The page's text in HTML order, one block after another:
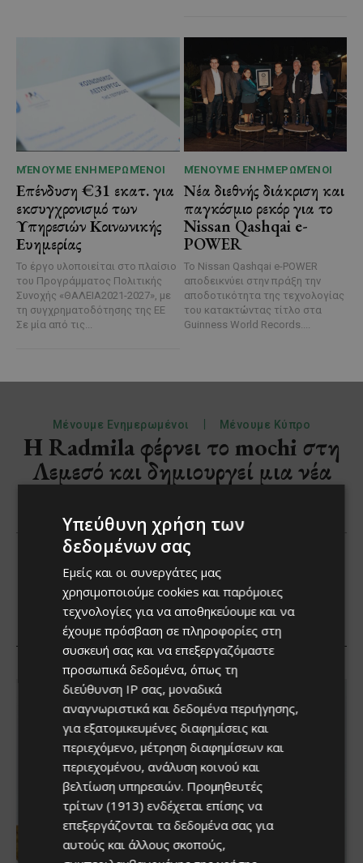
ΜΈΝΟΥΜΕ ΕΝΗΜΕΡΩΜΈΝΟΙ
Επένδυση €31 εκατ. για
εκσυγχρονισμό των
Υπηρεσιών Κοινωνικής
Ευημερίας
Το έργο υλοποιείται στο πλαίσιο
του Προγράμματος Πολιτικής
Συνοχής «ΘΑΛΕΙΑ2021-2027», με
τη συγχρηματοδότησης της ΕΕ
Σε μία από τις...
ΜΈΝΟΥΜΕ ΕΝΗΜΕΡΩΜΈΝΟΙ
Νέα διεθνής διάκριση και
παγκόσμιο ρεκόρ για το
Nissan Qashqai e-
POWER
Το Nissan Qashqai e-POWER
αποδεικνύει στην πράξη την
αποδοτικότητα της τεχνολογίας
του κατακτώντας τίτλο στα
Guinness World Records....
Υπεύθυνη χρήση των
δεδομένων σας
Εμείς και οι συνεργάτες μας
χρησιμοποιούμε cookies και παρόμοιες
τεχνολογίες για να αποθηκεύουμε και να
έχουμε πρόσβαση σε πληροφορίες στη
συσκευή σας και να επεξεργαζόμαστε
προσωπικά δεδομένα, όπως τη
διεύθυνση IP σας, μοναδικά
αναγνωριστικά και δεδομένα περιήγησης,
για εξατομικευμένες διαφημίσεις και
περιεχόμενο, μέτρηση διαφημίσεων και
περιεχομένου, ανάλυση κοινού και
βελτίωση υπηρεσιών. Προμηθευτές
τρίτων (1913) ενδέχεται επίσης να
επεξεργάζονται τα δεδομένα σας για
αυτούς και άλλους σκοπούς,